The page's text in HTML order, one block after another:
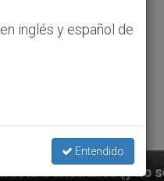
en Tierra Santa
inglés y español de
Entendido